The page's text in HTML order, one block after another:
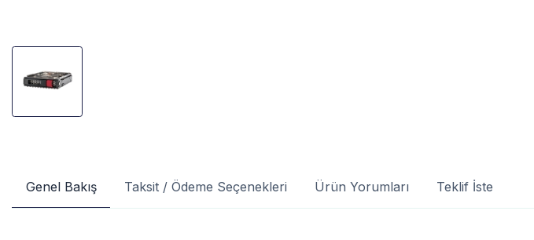
Genel Bakış Taksit / Ödeme Seçenekleri Ürün Yorumları Teklif İste